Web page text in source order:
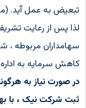
تبعیض به عمل آید. (ماده 33 لایحه اصلاحی
لذا پس از رعایت
سهامداران مربوطه
کاهش سرمایه به اداره
در صورت نیاز به
ثبت شرکت نیک ، با